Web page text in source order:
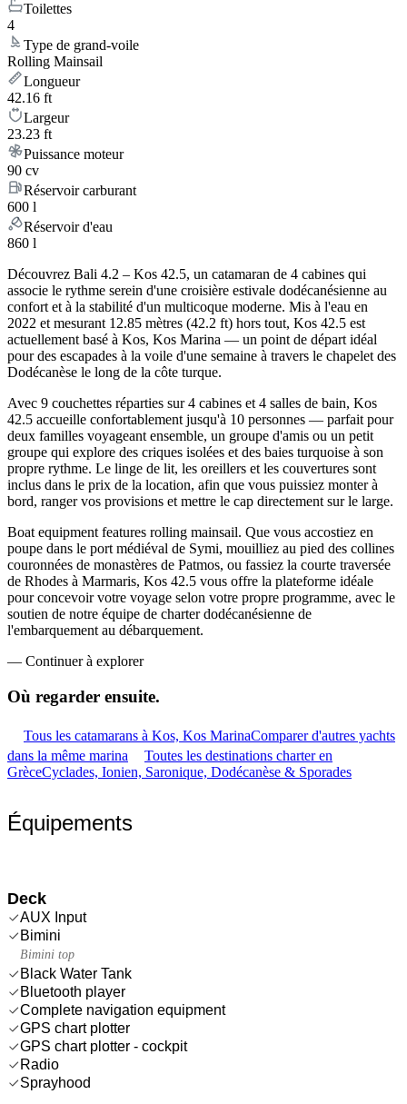
Toilettes
4
Type de grand-voile
Rolling Mainsail
Longueur
42.16 ft
Largeur
23.23 ft
Puissance moteur
90 cv
Réservoir carburant
600 l
Réservoir d'eau
860 l
Découvrez Bali 4.2 – Kos 42.5, un catamaran de 4 cabines qui
associe le rythme serein d'une croisière estivale dodécanésienne au
confort et à la stabilité d'un multicoque moderne. Mis à l'eau en
2022 et mesurant 12.85 mètres (42.2 ft) hors tout, Kos 42.5 est
actuellement basé à Kos, Kos Marina — un point de départ idéal
pour des escapades à la voile d'une semaine à travers le chapelet des
Dodécanèse le long de la côte turque.
Avec 9 couchettes réparties sur 4 cabines et 4 salles de bain, Kos
42.5 accueille confortablement jusqu'à 10 personnes — parfait pour
deux familles voyageant ensemble, un groupe d'amis ou un petit
groupe qui explore des criques isolées et des baies turquoise à son
propre rythme. Le linge de lit, les oreillers et les couvertures sont
inclus dans le prix de la location, afin que vous puissiez monter à
bord, ranger vos provisions et mettre le cap directement sur le large.
Boat equipment features rolling mainsail. Que vous accostiez en
poupe dans le port médiéval de Symi, mouilliez au pied des collines
couronnées de monastères de Patmos, ou fassiez la courte traversée
de Rhodes à Marmaris, Kos 42.5 vous offre la plateforme idéale
pour concevoir votre voyage selon votre propre programme, avec le
soutien de notre équipe de charter dodécanésienne de
l'embarquement au débarquement.
— Continuer à explorer
Où regarder ensuite.
Tous les catamarans à Kos, Kos MarinaComparer d'autres yachts
dans la même marina
Toutes les destinations charter en
GrèceCyclades, Ionien, Saronique, Dodécanèse & Sporades
Équipements
Deck
AUX Input
Bimini
Bimini top
Black Water Tank
Bluetooth player
Complete navigation equipment
GPS chart plotter
GPS chart plotter - cockpit
Radio
Sprayhood